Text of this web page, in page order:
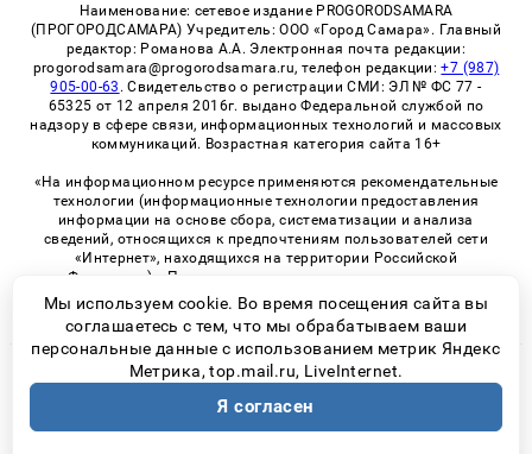
Наименование: сетевое издание PROGORODSAMARA
(ПРОГОРОДСАМАРА) Учредитель: ООО «Город Самара». Главный
редактор: Романова А.А. Электронная почта редакции:
progorodsamara@progorodsamara.ru, телефон редакции:+7 (987)
905-00-63 . Свидетельство о регистрации СМИ: ЭЛ № ФС 77 -
65325 от 12 апреля 2016г. выдано Федеральной службой по
надзору в сфере связи, информационных технологий и массовых
коммуникаций. Возрастная категория сайта 16+
«На информационном ресурсе применяются рекомендательные
технологии (информационные технологии предоставления
информации на основе сбора, систематизации и анализа
сведений, относящихся к предпочтениям пользователей сети
«Интернет», находящихся на территории Российской
Федерации)». Правила применения рекомендательных
технологий в виджетах рекламно-обменной сети
«СМИ2» (PDF)
© 2026 «ProGorodSamara» | Все права защищены
Возрастная категория сайта 16+
Политика конфиденциальности
Мы используем cookie. Во время посещения сайта вы
соглашаетесь с тем, что мы обрабатываем ваши
персональные данные с использованием метрик Яндекс
Метрика, top.mail.ru, LiveInternet.
Я согласен